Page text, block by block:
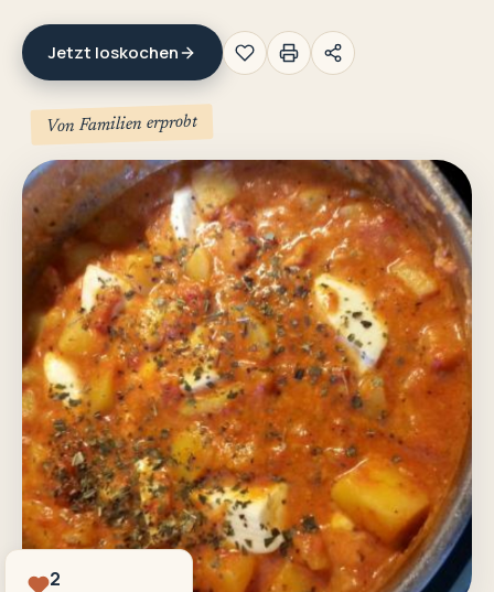
Jetzt loskochen
Von Familien erprobt
2